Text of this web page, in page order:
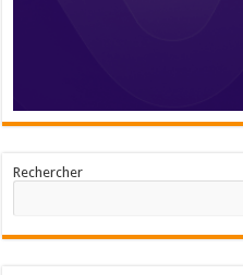
Rechercher